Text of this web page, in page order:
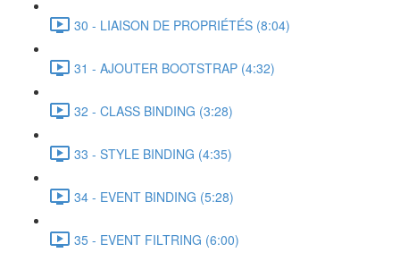
30 - LIAISON DE PROPRIÉTÉS (8:04)
31 - AJOUTER BOOTSTRAP (4:32)
32 - CLASS BINDING (3:28)
33 - STYLE BINDING (4:35)
34 - EVENT BINDING (5:28)
35 - EVENT FILTRING (6:00)